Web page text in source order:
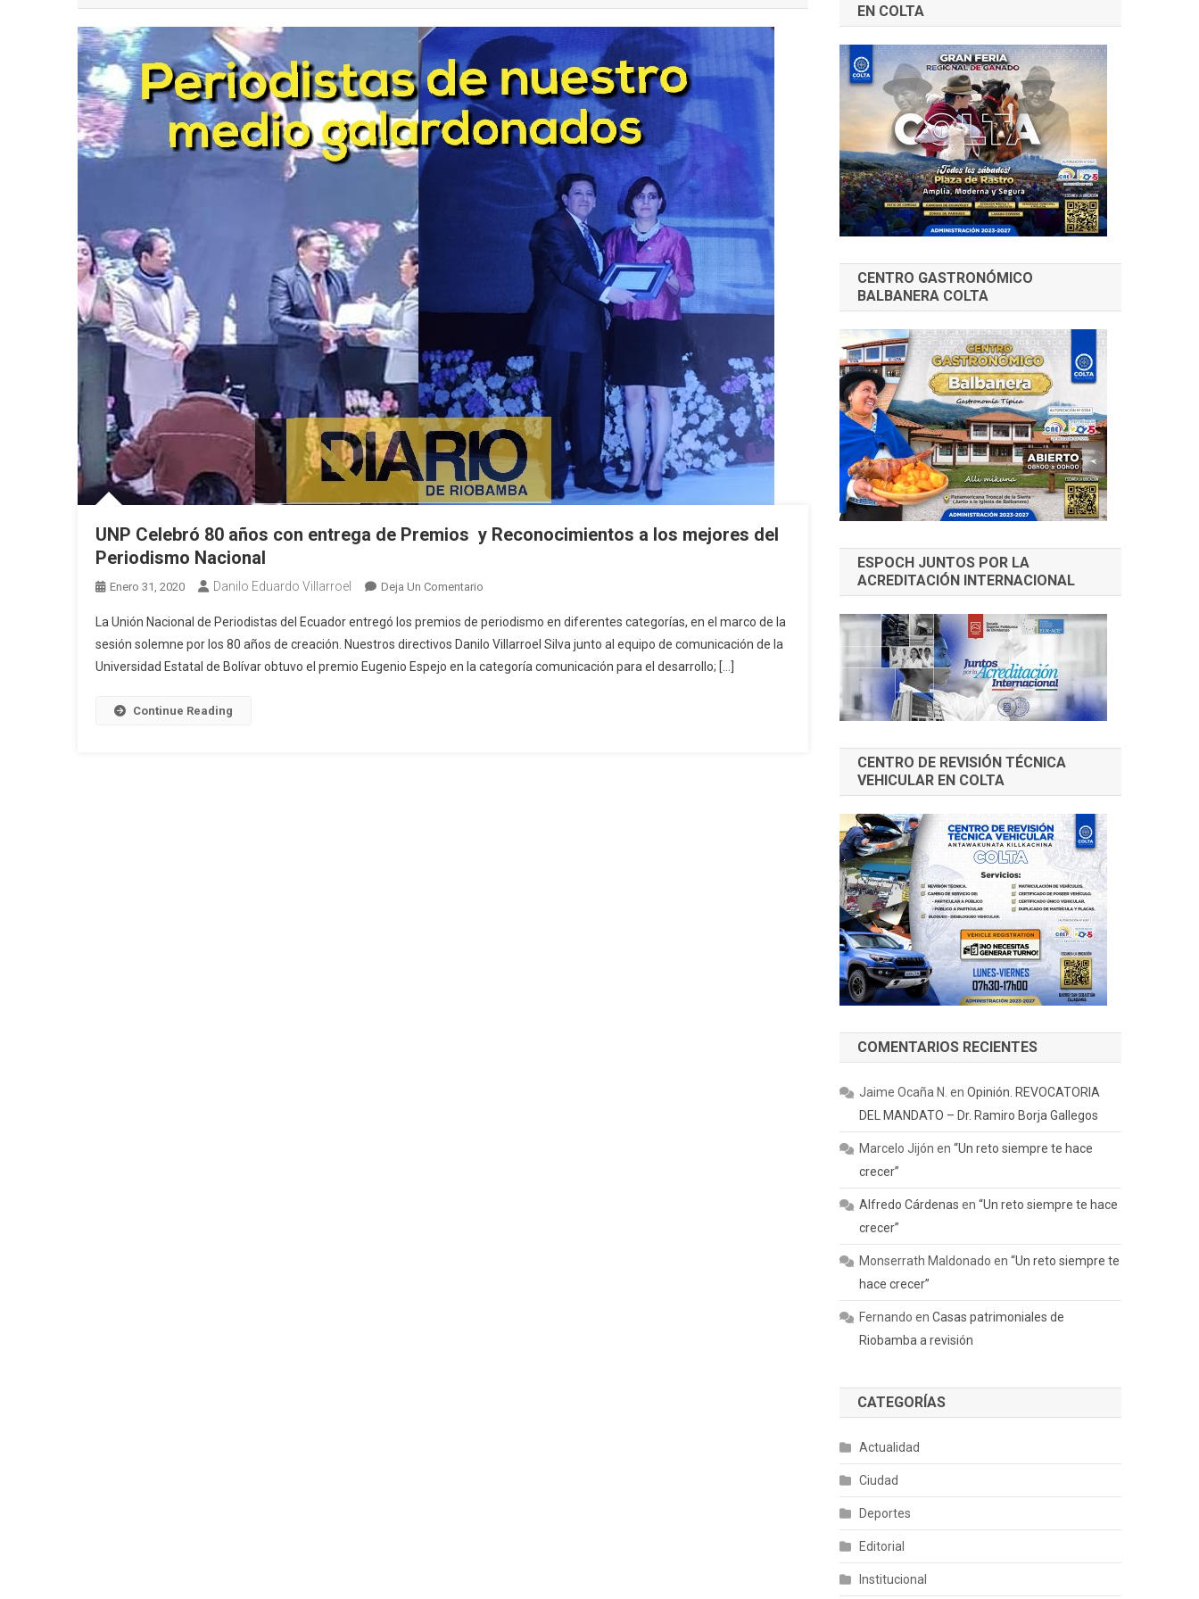
UNP Celebró 80 años con entrega de Premios y Reconocimientos a los mejores del
Periodismo Nacional
Enero 31, 2020 Danilo Eduardo Villarroel Deja Un Comentario
Celebró
80
Años
La Unión Nacional de Periodistas del Ecuador entregó los premios de periodismo en diferentes categorías, en el marco de la
sesión solemne por los 80 años de creación. Nuestros directivos Danilo Villarroel Silva junto al equipo de comunicación de la
Universidad Estatal de Bolívar obtuvo el premio Eugenio Espejo en la categoría comunicación para el desarrollo; […]
Continue Reading
EN COLTA
CENTRO GASTRONÓMICO
BALBANERA COLTA
ESPOCH JUNTOS POR LA
ACREDITACIÓN INTERNACIONAL
CENTRO DE REVISIÓN TÉCNICA
VEHICULAR EN COLTA
COMENTARIOS RECIENTES
Jaime Ocaña N. enOpinión. REVOCATORIA
DEL MANDATO – Dr. Ramiro Borja Gallegos
Marcelo Jijón en“Un reto siempre te hace
crecer”
Alfredo Cárdenas en“Un reto siempre te hace
crecer”
Monserrath Maldonado en“Un reto siempre te
hace crecer”
Fernando enCasas patrimoniales de
Riobamba a revisión
CATEGORÍAS
Actualidad
Ciudad
Deportes
Editorial
Institucional